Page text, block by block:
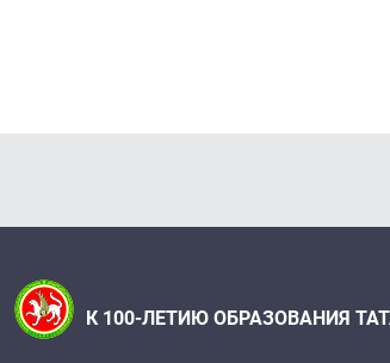
К 100-ЛЕТИЮ ОБРАЗОВАНИЯ